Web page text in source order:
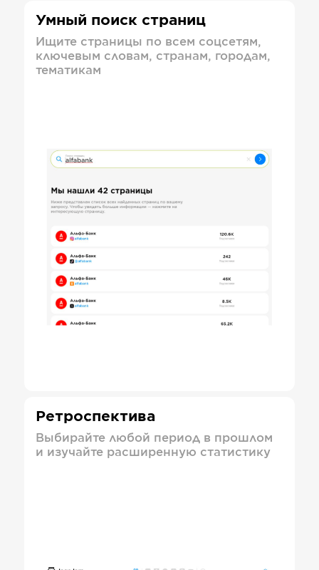
Умный поиск страниц
Ищите страницы по всем соцсетям,
ключевым словам, странам, городам,
тематикам
Ретроспектива
Выбирайте любой период в прошлом
и изучайте расширенную статистику